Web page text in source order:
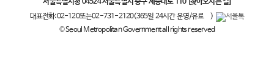
서울특별시청 04524 서울특별시 중구 세종대로 110 [찾아오시는 길]
대표전화:02-120또는02-731-2120(365일 24시간 운영/유료
)
© Seoul Metropolitan Government all rights reserved